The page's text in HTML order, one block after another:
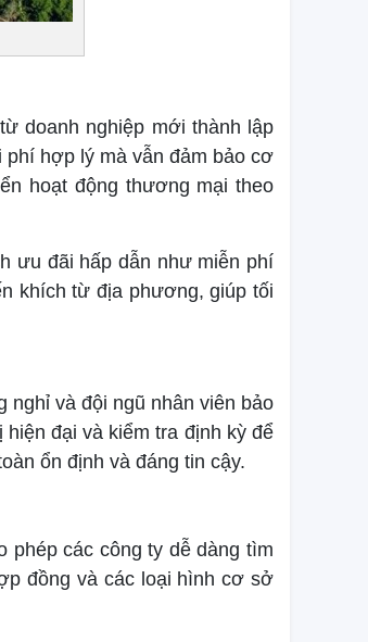
doanh nghiệp mới thành lập
hợp lý mà vẫn đảm bảo cơ
hoạt động thương mại theo
ưu đãi hấp dẫn như miễn phí
khích từ địa phương, giúp tối
nghỉ và đội ngũ nhân viên bảo
đại và kiểm tra định kỳ để
ổn định và đáng tin cậy.
phép các công ty dễ dàng tìm
đồng và các loại hình cơ sở